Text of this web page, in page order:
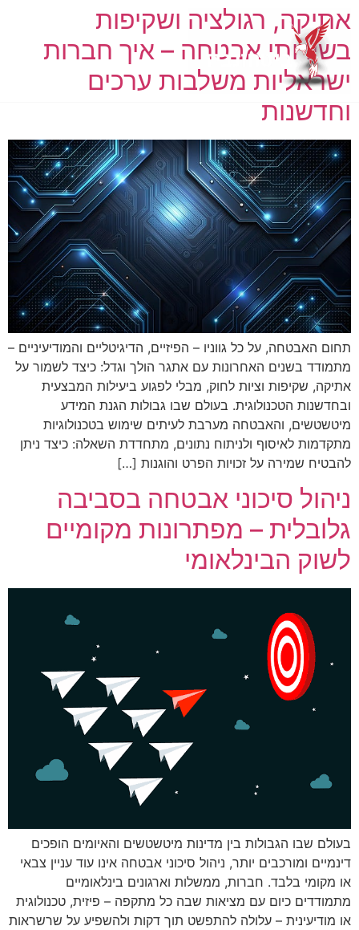
אתיקה, רגולציה ושקיפות
בשירותי אבטחה – איך חברות
ישראליות משלבות ערכים
וחדשנות
תחום האבטחה, על כל גווניו – הפיזיים, הדיגיטליים והמודיעיניים –
מתמודד בשנים האחרונות עם אתגר הולך וגדל: כיצד לשמור על
אתיקה, שקיפות וציות לחוק, מבלי לפגוע ביעילות המבצעית
ובחדשנות הטכנולוגית. בעולם שבו גבולות הגנת המידע
מיטשטשים, והאבטחה מערבת לעיתים שימוש בטכנולוגיות
מתקדמות לאיסוף ולניתוח נתונים, מתחדדת השאלה: כיצד ניתן
להבטיח שמירה על זכויות הפרט והוגנות […]
ניהול סיכוני אבטחה בסביבה
גלובלית – מפתרונות מקומיים
לשוק הבינלאומי
בעולם שבו הגבולות בין מדינות מיטשטשים והאיומים הופכים
דינמיים ומורכבים יותר, ניהול סיכוני אבטחה אינו עוד עניין צבאי
או מקומי בלבד. חברות, ממשלות וארגונים בינלאומיים
מתמודדים כיום עם מציאות שבה כל מתקפה – פיזית, טכנולוגית
או מודיעינית – עלולה להתפשט תוך דקות ולהשפיע על שרשראות